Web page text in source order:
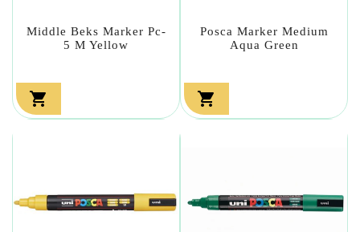
Middle Beks Marker Pc-
5 M Yellow

Posca Marker Medium
Aqua Green
